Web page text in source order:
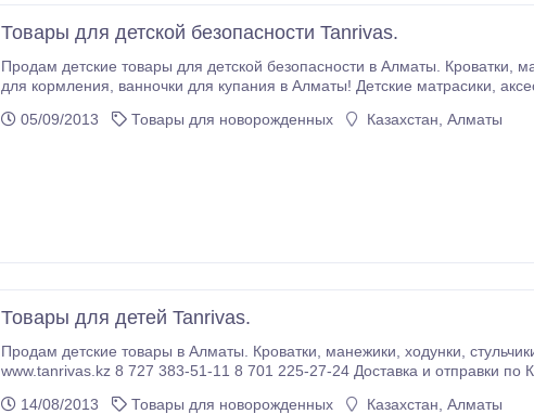
Товары для детской безопасности Tanrivas.
Продам детские товары для детской безопасности в Алматы. Кроватки, манежики, ходунки, стульчики для кормления, подушки
для кормления, ванночки для купания в Алматы! Детские матрасики, аксессуары для кроваток. Подарки мамам! Интернет
05/09/2013
Товары для новорожденных Казахстан, Алматы
Товары для детей Tanrivas.
Продам детские товары в Алматы. Кроватки, манежики, ходунки, стульчики для кормления, подушки для кормления
14/08/2013
Товары для новорожденных Казахстан, Алматы